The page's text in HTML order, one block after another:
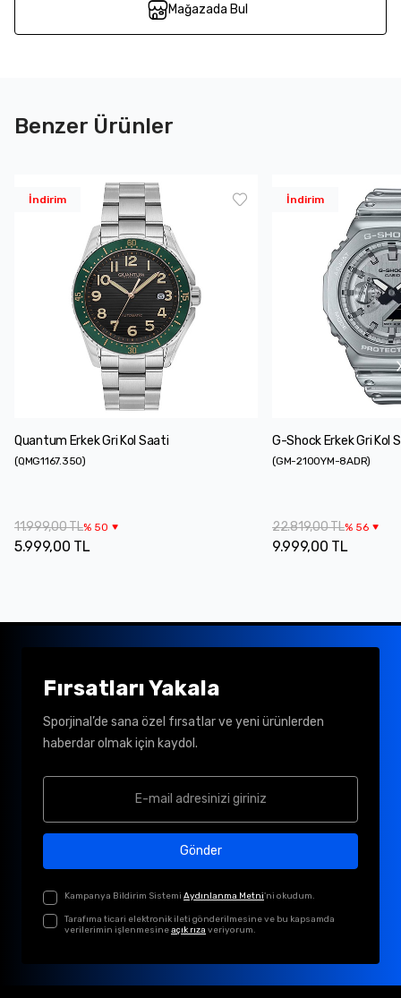
Mağazada Bul
Benzer Ürünler
İndirim
Quantum Erkek Gri Kol Saati
(QMG1167.350)
11.999,00 TL% 50
5.999,00 TL
İndirim
G-Shock Erkek Gri Kol
(GM-2100YM-8ADR)
22.819,00 TL% 56
9.999,00 TL
Fırsatları Yakala
Sporjinal’de sana özel fırsatlar ve yeni ürünlerden
haberdar olmak için kaydol.
Gönder
Kampanya Bildirim Sistemi Aydınlanma Metni'ni okudum.
Tarafıma ticari elektronik ileti gönderilmesine ve bu kapsamda
verilerimin işlenmesineaçık rıza veriyorum.